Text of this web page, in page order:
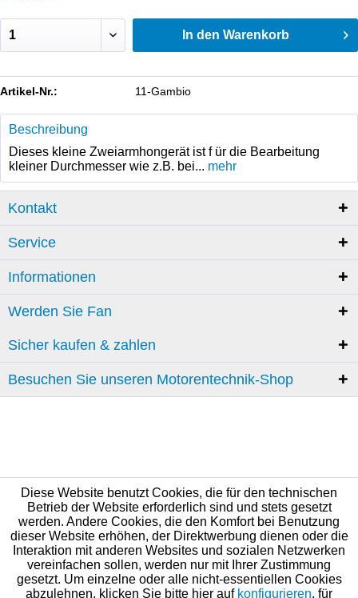
In den Warenkorb
Artikel-Nr.: 11-Gambio
Beschreibung
Dieses kleine Zweiarmhongerät ist f ür die Bearbeitung
kleiner Durchmesser wie z.B. bei... mehr
Kontakt
Service
Informationen
Werden Sie Fan
Sicher kaufen & zahlen
Besuchen Sie unseren Motorentechnik-Shop
Diese Website benutzt Cookies, die für den technischen
Betrieb der Website erforderlich sind und stets gesetzt
werden. Andere Cookies, die den Komfort bei Benutzung
dieser Website erhöhen, der Direktwerbung dienen oder die
Interaktion mit anderen Websites und sozialen Netzwerken
vereinfachen sollen, werden nur mit Ihrer Zustimmung
gesetzt. Um einzelne oder alle nicht-essentiellen Cookies
abzulehnen, klicken Sie bitte hier auf konfigurieren, für